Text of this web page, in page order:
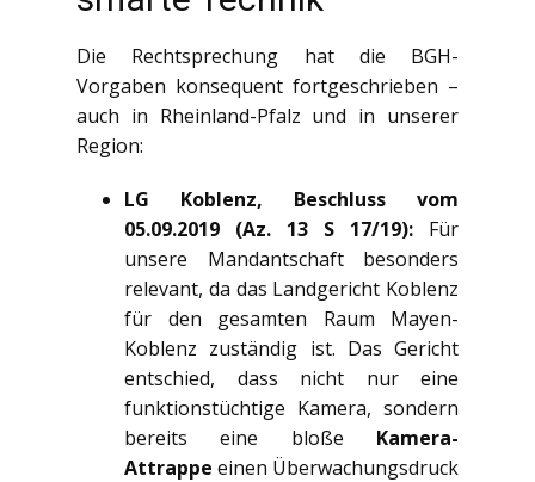
Die Rechtsprechung hat die BGH-
Vorgaben konsequent fortgeschrieben –
auch in Rheinland-Pfalz und in unserer
Region:
LG Koblenz, Beschluss vom
05.09.2019 (Az. 13 S 17/19): Für
unsere Mandantschaft besonders
relevant, da das Landgericht Koblenz
für den gesamten Raum Mayen-
Koblenz zuständig ist. Das Gericht
entschied, dass nicht nur eine
funktionstüchtige Kamera, sondern
bereits eine bloße Kamera-
Attrappe einen Überwachungsdruck